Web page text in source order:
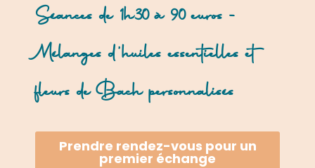
Séances de 1h30 à 90 euros -
Mélanges d'huiles essentielles et
fleurs de Bach personnalisés
Prendre rendez-vous pour un
premier échange